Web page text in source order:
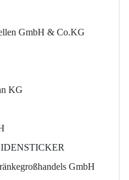
GmbH & Co.KG
KG
GmbH